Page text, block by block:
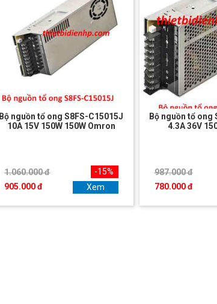
Bộ nguồn tổ ong S8FS-C15015J
10A 15V 150W 150W Omron
1.060.000 đ
905.000 đ
-15%
Xem
Bộ nguồn tổ ong
4.3A 36V
987.000 đ
780.000 đ